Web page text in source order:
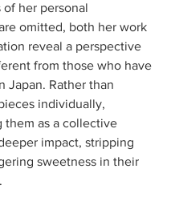
her personal
omitted, both her work
reveal a perspective
from those who have
Japan. Rather than
individually,
them as a collective
impact, stripping
sweetness in their